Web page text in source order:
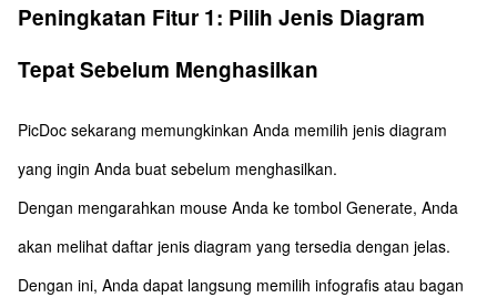
Peningkatan Fitur 1: Pilih Jenis Diagram
Tepat Sebelum Menghasilkan
PicDoc sekarang memungkinkan Anda memilih jenis diagram
yang ingin Anda buat sebelum menghasilkan.
Dengan mengarahkan mouse Anda ke tombol Generate, Anda
akan melihat daftar jenis diagram yang tersedia dengan jelas.
Dengan ini, Anda dapat langsung memilih infografis atau bagan